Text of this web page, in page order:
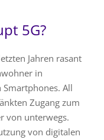
5G?
Jahren rasant
in
All
Zugang zum
von unterwegs.
von digitalen